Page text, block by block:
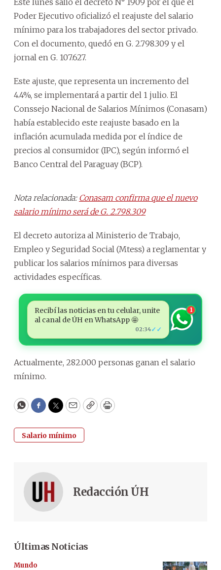
Poder Ejecutivo oficializó el reajuste del salario
mínimo para los trabajadores del sector privado.
Con el documento, quedó en G. 2.798.309 y el
jornal en G. 107.627.
Este ajuste, que representa un incremento del
4.4%, se implementará a partir del 1 julio. El
Conssejo Nacional de Salarios Mínimos (Conasam)
había establecido este reajuste basado en la
inflación acumulada medida por el índice de
precios al consumidor (IPC), según informó el
Banco Central del Paraguay (BCP).
Nota relacionada: Conasam confirma que el nuevo
salario mínimo será de G. 2.798.309
El decreto autoriza al Ministerio de Trabajo,
Empleo y Seguridad Social (Mtess) a reglamentar y
publicar los salarios mínimos para diversas
actividades específicas.
Recibí las noticias en tu celular, unite
al canal de ÚH en WhatsApp 🤩
02:34✓✓
1
Actualmente, 282.000 personas ganan el salario
mínimo.
WhatsApp
Facebook
Twitter
EmailCopyPrint
Salario mínimo
Redacción ÚH
Últimas Noticias
Mundo